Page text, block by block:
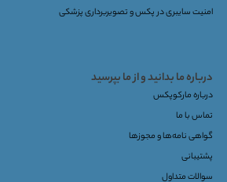
امنیت سایبری در پکس و تصویربرداری پزشکی
درباره ما بدانید و از ما بپرسید
درباره مارکوپکس
تماس با ما
گواهی نامه‌ها و مجوزها
پشتیبانی
سوالات متداول